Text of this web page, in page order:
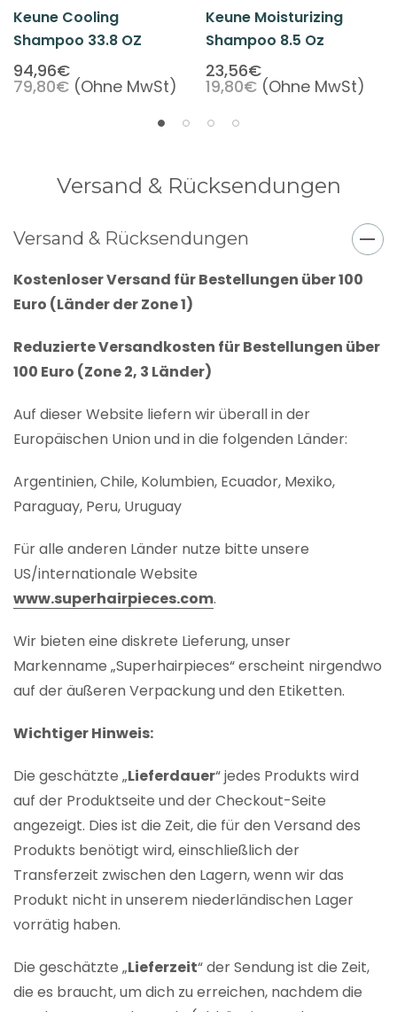
Keune Cooling
Shampoo 33.8 OZ
94,96€
79,80€ (Ohne MwSt)
Keune Moisturizing
Shampoo 8.5 Oz
23,56€
19,80€ (Ohne MwSt)
Versand & Rücksendungen
Versand & Rücksendungen
Kostenloser Versand für Bestellungen über 100
Euro (Länder der Zone 1)
Reduzierte Versandkosten für Bestellungen über
100 Euro (Zone 2, 3 Länder)
Auf dieser Website liefern wir überall in der
Europäischen Union und in die folgenden Länder:
Argentinien, Chile, Kolumbien, Ecuador, Mexiko,
Paraguay, Peru, Uruguay
Für alle anderen Länder nutze bitte unsere
US/internationale Website
www.superhairpieces.com.
Wir bieten eine diskrete Lieferung, unser
Markenname „Superhairpieces“ erscheint nirgendwo
auf der äußeren Verpackung und den Etiketten.
Wichtiger Hinweis:
Die geschätzte „Lieferdauer“ jedes Produkts wird
auf der Produktseite und der Checkout-Seite
angezeigt. Dies ist die Zeit, die für den Versand des
Produkts benötigt wird, einschließlich der
Transferzeit zwischen den Lagern, wenn wir das
Produkt nicht in unserem niederländischen Lager
vorrätig haben.
Die geschätzte „Lieferzeit“ der Sendung ist die Zeit,
die es braucht, um dich zu erreichen, nachdem die